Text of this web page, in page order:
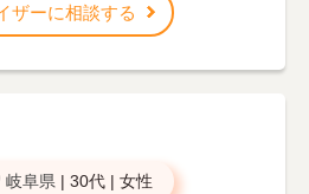
ザーに相談する
岐阜県 | 30代 | 女性